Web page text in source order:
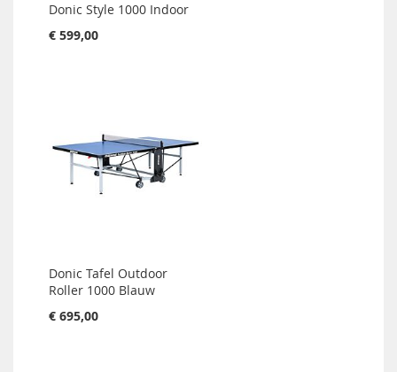
Donic Style 1000 Indoor
€ 599,00
Donic Tafel Outdoor
Roller 1000 Blauw
€ 695,00